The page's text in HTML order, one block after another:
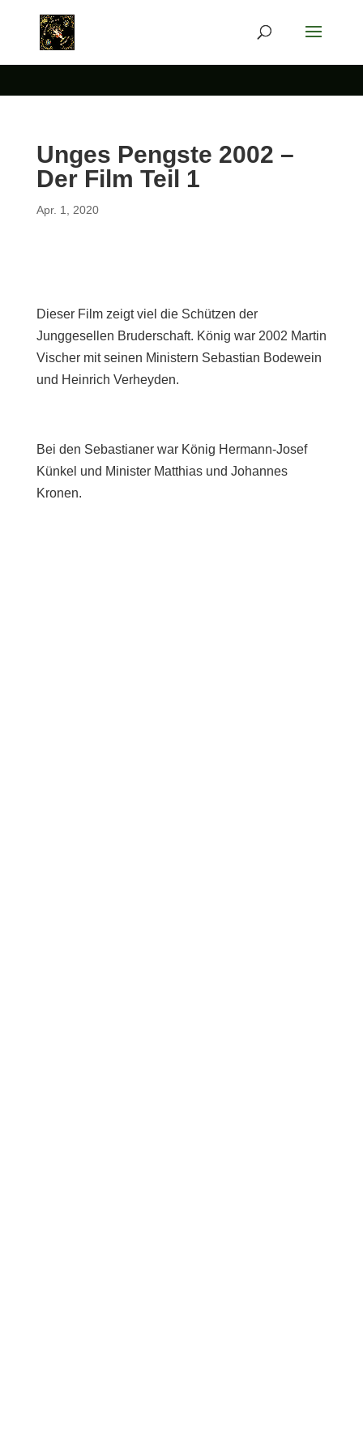
Unges Pengste 2002 –
Der Film Teil 1
Apr. 1, 2020
Dieser Film zeigt viel die Schützen der
Junggesellen Bruderschaft. König war 2002 Martin
Vischer mit seinen Ministern Sebastian Bodewein
und Heinrich Verheyden.
Bei den Sebastianer war König Hermann-Josef
Künkel und Minister Matthias und Johannes
Kronen.